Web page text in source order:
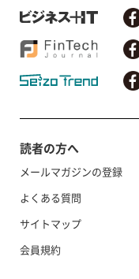
読者の方へ
メールマガジンの登録
よくある質問
サイトマップ
会員規約